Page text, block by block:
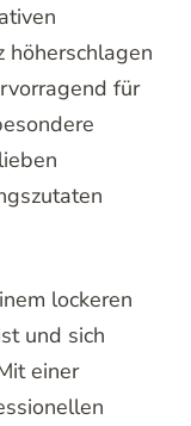
höherschlagen
für
lockeren
und sich
einer